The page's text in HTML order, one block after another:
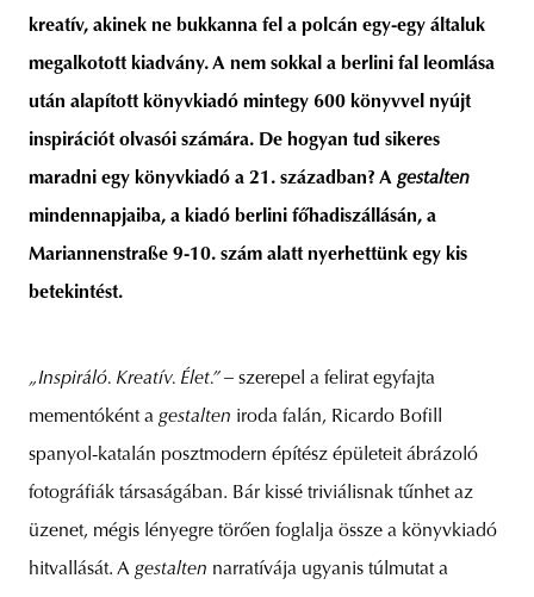
kreatív, akinek ne bukkanna fel a polcán egy-egy általuk
megalkotott kiadvány. A nem sokkal a berlini fal leomlása
után alapított könyvkiadó mintegy 600 könyvvel nyújt
inspirációt olvasói számára. De hogyan tud sikeres
maradni egy könyvkiadó a 21. században? A gestalten
mindennapjaiba, a kiadó berlini főhadiszállásán, a
Mariannenstraße 9-10. szám alatt nyerhettünk egy kis
betekintést.
„Inspiráló. Kreatív. Élet.” – szerepel a felirat egyfajta
mementóként a gestalten iroda falán, Ricardo Bofill
spanyol-katalán posztmodern építész épületeit ábrázoló
fotográfiák társaságában. Bár kissé triviálisnak tűnhet az
üzenet, mégis lényegre törően foglalja össze a könyvkiadó
hitvallását. A gestalten narratívája ugyanis túlmutat a